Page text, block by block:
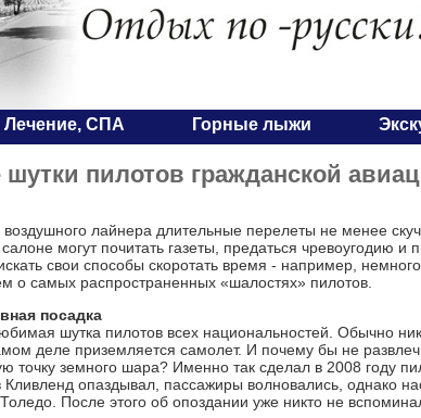
Лечение, СПА Горные лыжи
пилотов гражданской
воздушного лайнера длительные перелеты не менее
могут почитать газеты, предаться чревоугодию и
свои способы скоротать время - например,
о самых распространенных «шалостях» пилотов.
посадка
шутка пилотов всех национальностей. Обычно
деле приземляется самолет. И почему бы не
точку земного шара? Именно так сделал в 2008 году
опаздывал, пассажиры волновались, однако
После этого об опоздании уже никто не